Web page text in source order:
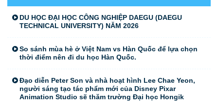
DU HỌC ĐẠI HỌC CÔNG NGHIỆP DAEGU (DAEGU
TECHNICAL UNIVERSITY) NĂM 2026
So sánh mùa hè ở Việt Nam vs Hàn Quốc để lựa chọn
thời điểm nên đi du học Hàn Quốc.
Đạo diễn Peter Son và nhà hoạt hình Lee Chae Yeon,
người sáng tạo tác phẩm mới của Disney Pixar
Animation Studio sẽ thăm trường Đại học Hongik